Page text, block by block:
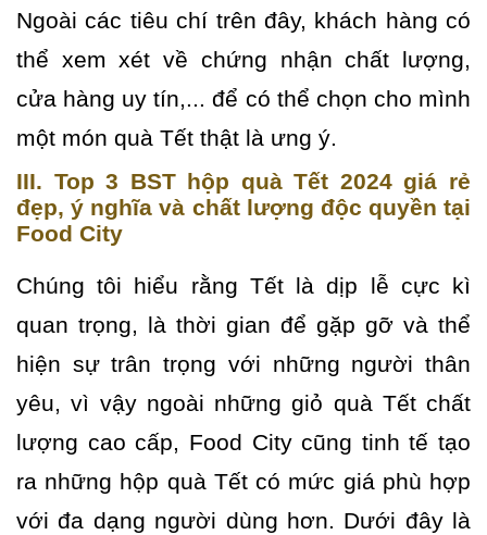
Ngoài các tiêu chí trên đây, khách hàng có
thể xem xét về chứng nhận chất lượng,
cửa hàng uy tín,... để có thể chọn cho mình
một món quà Tết thật là ưng ý.
III. Top 3 BST hộp quà Tết 2024 giá rẻ
đẹp, ý nghĩa và chất lượng độc quyền tại
Food City
Chúng tôi hiểu rằng Tết là dịp lễ cực kì
quan trọng, là thời gian để gặp gỡ và thể
hiện sự trân trọng với những người thân
yêu, vì vậy ngoài những giỏ quà Tết chất
lượng cao cấp, Food City cũng tinh tế tạo
ra những hộp quà Tết có mức giá phù hợp
với đa dạng người dùng hơn. Dưới đây là